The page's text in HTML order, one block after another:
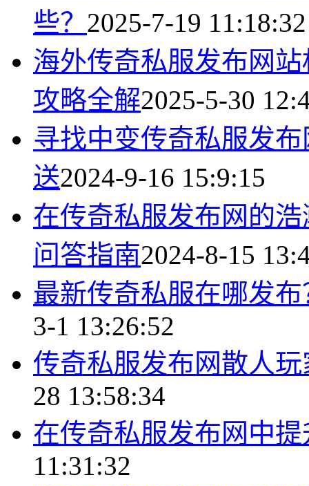
些？ 2025-7-19 11:18:32
海外传奇私服发布网
攻略全解2025-5-30
寻找中变传奇私服发
送2024-9-16 15:9:15
在传奇私服发布网的
问答指南2024-8-15
最新传奇私服在哪发
3-1 13:26:52
传奇私服发布网散人
28 13:58:34
在传奇私服发布网中
11:31:32